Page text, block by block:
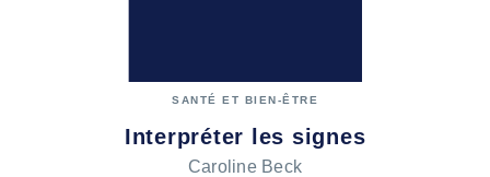
SANTÉ ET BIEN-ÊTRE
Interpréter les signes
Caroline Beck